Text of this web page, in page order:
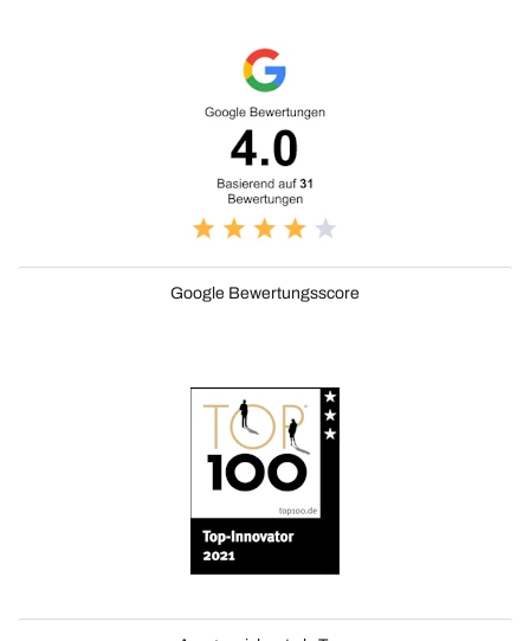
Google Bewertungsscore